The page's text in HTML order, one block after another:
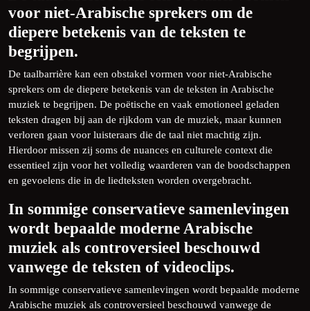
voor niet-Arabische sprekers om de
diepere betekenis van de teksten te
begrijpen.
De taalbarrière kan een obstakel vormen voor niet-Arabische
sprekers om de diepere betekenis van de teksten in Arabische
muziek te begrijpen. De poëtische en vaak emotioneel geladen
teksten dragen bij aan de rijkdom van de muziek, maar kunnen
verloren gaan voor luisteraars die de taal niet machtig zijn.
Hierdoor missen zij soms de nuances en culturele context die
essentieel zijn voor het volledig waarderen van de boodschappen
en gevoelens die in de liedteksten worden overgebracht.
In sommige conservatieve samenlevingen
wordt bepaalde moderne Arabische
muziek als controversieel beschouwd
vanwege de teksten of videoclips.
In sommige conservatieve samenlevingen wordt bepaalde moderne
Arabische muziek als controversieel beschouwd vanwege de